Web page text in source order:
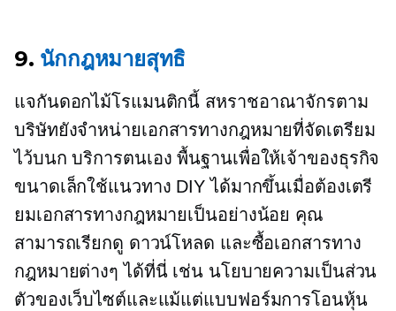
9. นักกฎหมายสุทธิ
แจกันดอกไม้โรแมนติกนี้ สหราชอาณาจักรตาม
บริษัทยังจำหน่ายเอกสารทางกฎหมายที่จัดเตรียม
ไว้บนกบริการตนเอง พื้นฐานเพื่อให้เจ้าของธุรกิจ
ขนาดเล็กใช้แนวทาง DIY ได้มากขึ้นเมื่อต้องเตรี
ยมเอกสารทางกฎหมายเป็นอย่างน้อย คุณ
สามารถเรียกดู ดาวน์โหลด และซื้อเอกสารทาง
กฎหมายต่างๆ ได้ที่นี่ เช่น นโยบายความเป็นส่วน
ตัวของเว็บไซต์และแม้แต่แบบฟอร์มการโอนหุ้น